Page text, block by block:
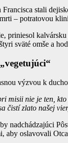
stali
– potratovou
priniesol
sväté omše a
výzvou k
misii nie je ten,
čistí zlato našej
nadchádzajúci
aby oslavovali